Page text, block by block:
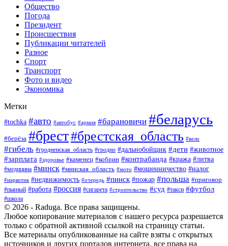
Общество
Погода
Президент
Происшествия
Публикации читателей
Разное
Спорт
Транспорт
Фото и видео
Экономика
Метки
#tochka #авто #автобус #армия #барановичи #беларусь
#берёза #брест#брестская_область #вело
#гибель #гродненская_область #гродно #дальнобойщик #дети #животное
#зарплата #здоровье #каменец #кобрин #контрабанда #кража #литва
#медицина #минск #минская_область #мото #мошенничество #налог
#наркотик #недвижимость #очередь #пинск #пожар #польша #приговор
#пьяный #работа #россия #сигарета #строительство #суд #такси #футбол
#школа
© 2026 - Raduga. Все права защищены.
Любое копирование материалов с нашего ресурса разрешается
только с обратной активной ссылкой на страницу статьи.
Все материалы опубликованные на сайте взяты с открытых
источников и других порталов интернета, все права на